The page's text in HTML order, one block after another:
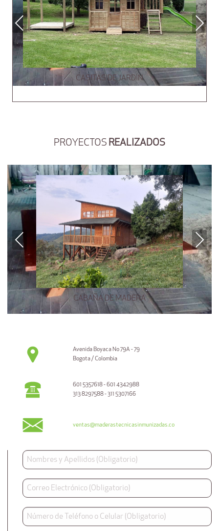
CASITAS DE JARDÍN
Previous Next
PROYECTOS REALIZADOS
CABAÑA DE MADERA
Previous Next
Avenida Boyaca No 79A - 79
Bogota / Colombia
601 5357618 - 601 4342988
313 8297588 - 311 5307166
ventas@maderastecnicasinmunizadas.co